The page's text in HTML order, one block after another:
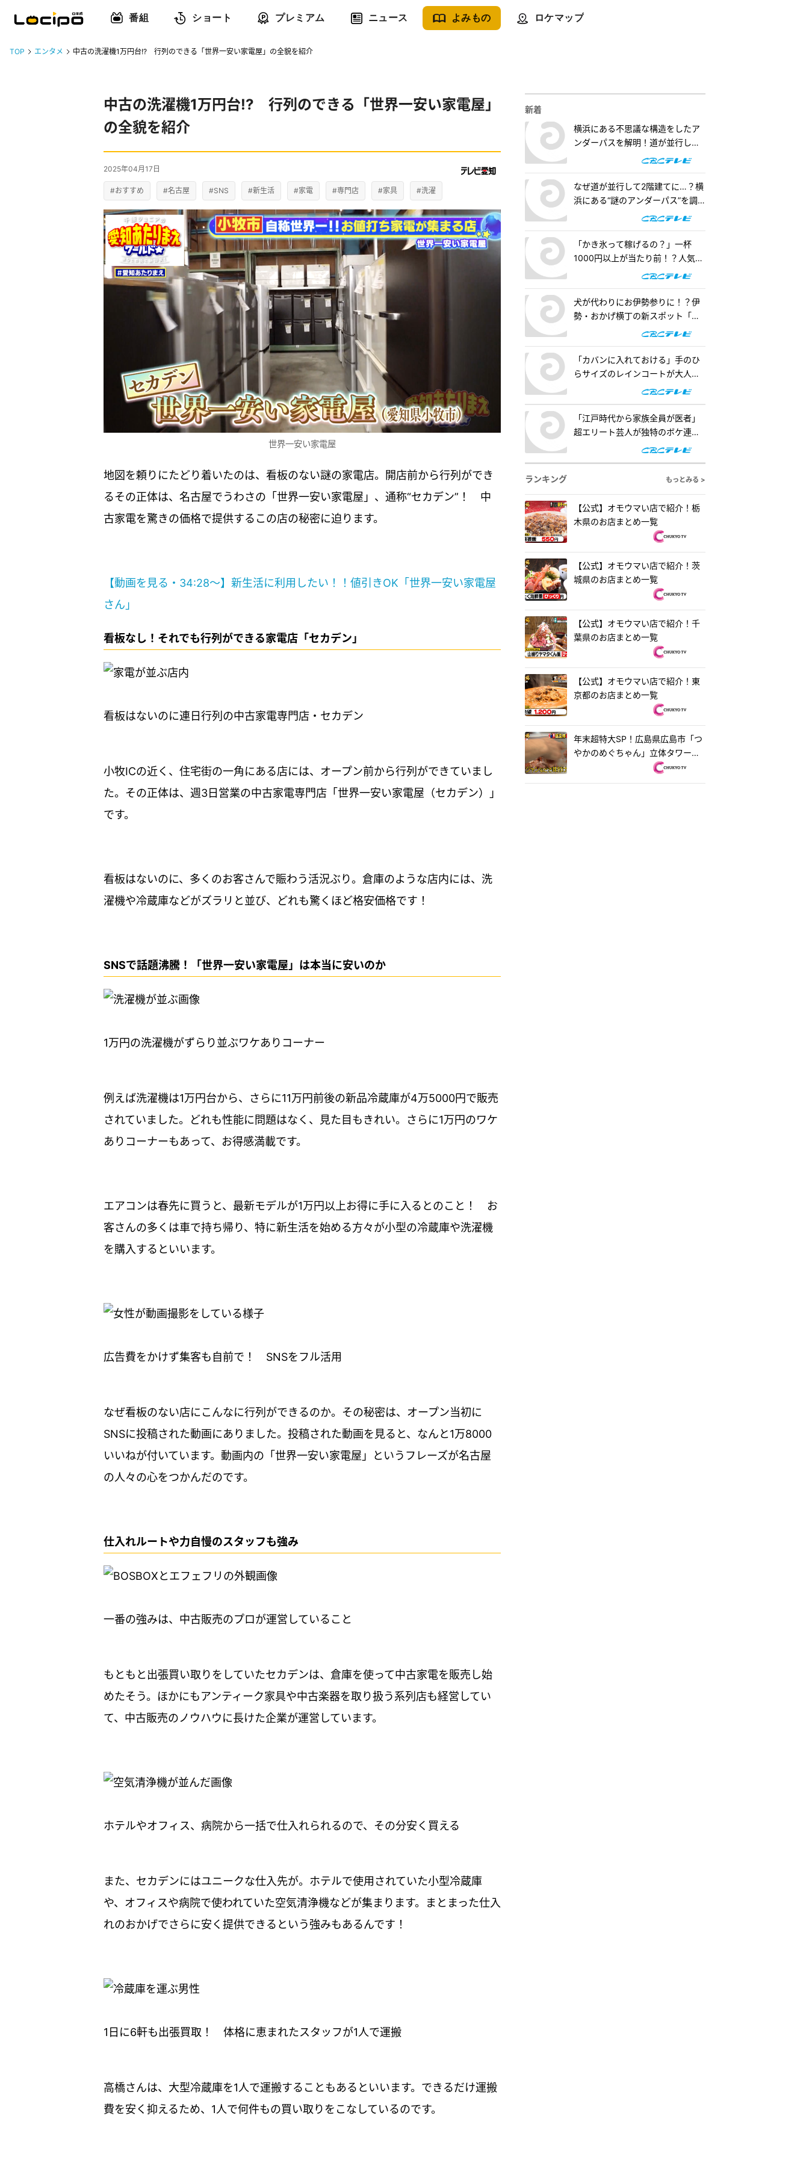
番組 ショート プレミアム ニュース よみもの ロケマップ
TOP エンタメ 中古の洗濯機1万円台!? 行列のできる「世界一安い家電屋」の全貌を紹介
中古の洗濯機1万円台!? 行列のできる「世界一安い家電屋」
の全貌を紹介
2025年04月17日
#おすすめ #名古屋 #SNS #新生活 #家電 #専門店 #家具 #洗濯
世界一安い家電屋
地図を頼りにたどり着いたのは、看板のない謎の家電店。開店前から行列ができ
るその正体は、名古屋でうわさの「世界一安い家電屋」、通称“セカデン”！ 中
古家電を驚きの価格で提供するこの店の秘密に迫ります。
【動画を見る・34:28～】新生活に利用したい！！値引きOK「世界一安い家電屋
さん」
看板なし！それでも行列ができる家電店「セカデン」
看板はないのに連日行列の中古家電専門店・セカデン
小牧ICの近く、住宅街の一角にある店には、オープン前から行列ができていまし
た。その正体は、週3日営業の中古家電専門店「世界一安い家電屋（セカデン）」
です。
看板はないのに、多くのお客さんで賑わう活況ぶり。倉庫のような店内には、洗
濯機や冷蔵庫などがズラリと並び、どれも驚くほど格安価格です！
SNSで話題沸騰！「世界一安い家電屋」は本当に安いのか
1万円の洗濯機がずらり並ぶワケありコーナー
例えば洗濯機は1万円台から、さらに11万円前後の新品冷蔵庫が4万5000円で販売
されていました。どれも性能に問題はなく、見た目もきれい。さらに1万円のワケ
ありコーナーもあって、お得感満載です。
エアコンは春先に買うと、最新モデルが1万円以上お得に手に入るとのこと！ お
客さんの多くは車で持ち帰り、特に新生活を始める方々が小型の冷蔵庫や洗濯機
を購入するといいます。
広告費をかけず集客も自前で！ SNSをフル活用
なぜ看板のない店にこんなに行列ができるのか。その秘密は、オープン当初に
SNSに投稿された動画にありました。投稿された動画を見ると、なんと1万8000
いいねが付いています。動画内の「世界一安い家電屋」というフレーズが名古屋
の人々の心をつかんだのです。
仕入れルートや力自慢のスタッフも強み
一番の強みは、中古販売のプロが運営していること
もともと出張買い取りをしていたセカデンは、倉庫を使って中古家電を販売し始
めたそう。ほかにもアンティーク家具や中古楽器を取り扱う系列店も経営してい
て、中古販売のノウハウに長けた企業が運営しています。
ホテルやオフィス、病院から一括で仕入れられるので、その分安く買える
また、セカデンにはユニークな仕入先が。ホテルで使用されていた小型冷蔵庫
や、オフィスや病院で使われていた空気清浄機などが集まります。まとまった仕入
れのおかげでさらに安く提供できるという強みもあるんです！
1日に6軒も出張買取！ 体格に恵まれたスタッフが1人で運搬
高橋さんは、大型冷蔵庫を1人で運搬することもあるといいます。できるだけ運搬
費を安く抑えるため、1人で何件もの買い取りをこなしているのです。
新着
横浜にある不思議な構造をしたア
ンダーパスを解明！道が並行して2
階建てになったワケとは『道との
なぜ道が並行して2階建てに…？横
浜にある“謎のアンダーパス”を調
査！『道との遭遇』
「かき氷って稼げるの？」一杯
1000円以上が当たり前！？人気店
の懐事情をリサーチ『チャン
犬が代わりにお伊勢参りに！？伊
勢・おかげ横丁の新スポット「オ
カゲ屋敷」で“おかげ犬”を体験
「カバンに入れておける」手のひ
らサイズのレインコートが大人
気！「ダイソー」で買える夏の便
「江戸時代から家族全員が医者」
超エリート芸人が独特のボケ連
発！自作ゲームで三上悠亜が歌声
ランキング
もっとみる >
【公式】オモウマい店で紹介！栃
木県のお店まとめ一覧
【公式】オモウマい店で紹介！茨
城県のお店まとめ一覧
【公式】オモウマい店で紹介！千
葉県のお店まとめ一覧
【公式】オモウマい店で紹介！東
京都のお店まとめ一覧
年末超特大SP！広島県広島市「つ
やかのめぐちゃん」立体タワーお
好み焼き＆茨城県水戸市「ラーメ